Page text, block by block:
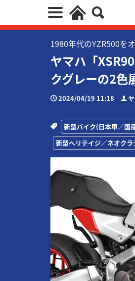
1980年代のYZR500を
ヤマハ「
クグレーの2色
2024/04/19 11:18
新型バイク(日本車／国
新型ヘリテイジ／ネオクラ